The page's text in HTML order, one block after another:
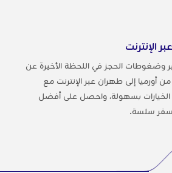
الإنترنت
وضغوطات الحجز في اللحظة الأخيرة عن
أورميا إلى طهران عبر الإنترنت مع
الخيارات بسهولة، واحصل على أفضل
سفر سلسة.